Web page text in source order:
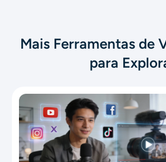
Mais Ferramentas de
para